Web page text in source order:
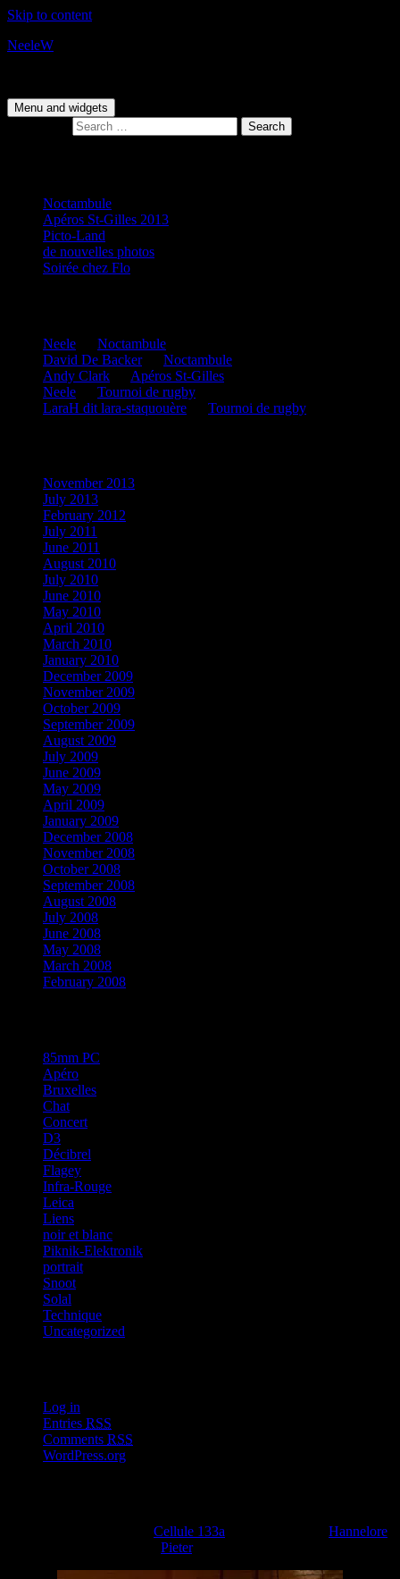
Skip to content
NeeleW
Menu and widgets
Noctambule
Apéros St-Gilles 2013
Picto-Land
de nouvelles photos
Soirée chez Flo
Neele
Noctambule
David De Backeron Noctambule
Andy Clark
Apéros St-Gilles
Neele
Tournoi de rugby
LaraH dit lara-staquouère
Tournoi de rugby
November 2013
July 2013
February 2012
July 2011
June 2011
August 2010
July 2010
June 2010
May 2010
April 2010
March 2010
January 2010
December 2009
November 2009
October 2009
September 2009
August 2009
July 2009
June 2009
May 2009
April 2009
January 2009
December 2008
November 2008
October 2008
September 2008
August 2008
July 2008
June 2008
May 2008
March 2008
February 2008
85mm PC
Apéro
Bruxelles
Chat
Concert
D3
Décibrel
Flagey
Infra-Rouge
Leica
Liens
noir et blanc
Piknik-Elektronik
portrait
Snoot
Solal
Technique
Uncategorized
Log in
Entries RSS
Comments RSS
WordPress.org
Cellule 133a
Hannelore
Pieter.